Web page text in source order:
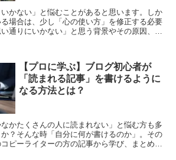
いかない」と悩むことがあると思います。しか
場合は、少し「心の使い方」を修正する必要
通りにいかない」と思う背景やその原因、改
【プロに学ぶ】ブログ初心者が
「読まれる記事」を書けるように
なる方法とは？
かたくさんの人に読まれない」と悩む方も多
？そんな時「自分に何が書けるのか」。その
ピーライターの方の記事から学び、まとめま